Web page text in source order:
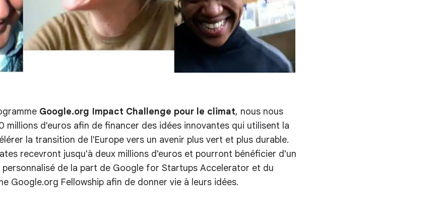
Google.org Impact Challenge pour le climat, nous nous
millions d'euros afin de financer des idées innovantes qui utilisent la
la transition de l'Europe vers un avenir plus vert et plus durable.
recevront jusqu'à deux millions d'euros et pourront bénéficier d'un
personnalisé de la part de Google for Startups Accelerator et du
Google.org Fellowship afin de donner vie à leurs idées.